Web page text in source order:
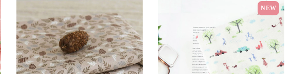
NEW